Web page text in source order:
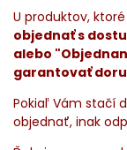
U produktov, ktoré
objednať s
alebo
garantovať
Pokiaľ Vám stačí
objednať, inak